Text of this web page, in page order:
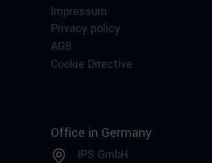
Impressum
Privacy policy
AGB
Cookie Directive
Office in Germany
IPS GmbH